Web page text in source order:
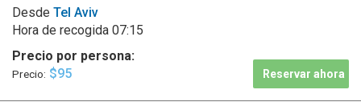
Desde Tel Aviv
Hora de recogida 07:15
Precio por persona:
Precio: $95 Reservar ahora